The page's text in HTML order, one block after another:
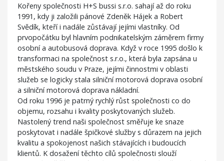
Kořeny společnosti H+S bussi s.r.o. sahají až do roku
1991, kdy ji založili pánové Zdeněk Hájek a Robert
Svědík, kteří i nadále zůstávají jejími vlastníky. Od
prvopočátku byl hlavním podnikatelským záměrem firmy
osobní a autobusová doprava. Když v roce 1995 došlo k
transformaci na společnost s.r.o., která byla zapsána u
městského soudu v Praze, jejími činnostmi v oblasti
služeb se logicky stala silniční motorová doprava osobní
a silniční motorová doprava nákladní.
Od roku 1996 je patrný rychlý růst společnosti co do
objemu, rozsahu i kvality poskytovaných služeb.
Nastolený trend naši společnost směřuje ke snaze
poskytovat i nadále špičkové služby s důrazem na jejich
kvalitu a spokojenost našich stávajících i budoucích
klientů. K dosažení těchto cílů společnosti slouží